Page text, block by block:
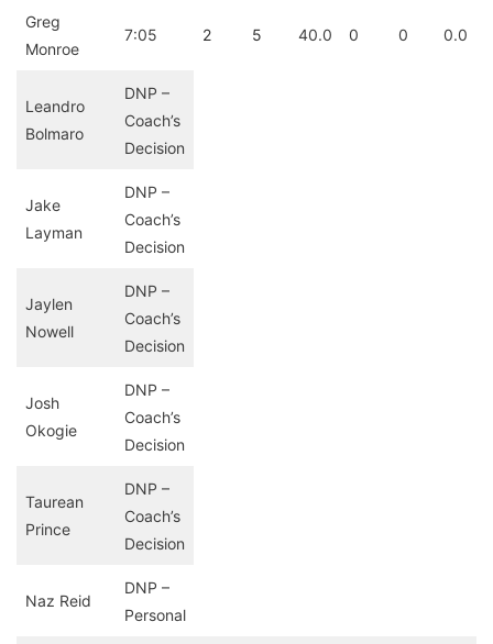
Greg
Monroe
7:05 2 5 40.0 0 0 0.0
Leandro
Bolmaro
DNP –
Coach’s
Decision
Jake
Layman
DNP –
Coach’s
Decision
Jaylen
Nowell
DNP –
Coach’s
Decision
Josh
Okogie
DNP –
Coach’s
Decision
Taurean
Prince
DNP –
Coach’s
Decision
Naz Reid
DNP –
Personal